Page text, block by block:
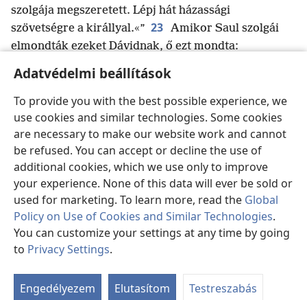
Adatvédelmi beállítások
To provide you with the best possible experience, we
use cookies and similar technologies. Some cookies
are necessary to make our website work and cannot
be refused. You can accept or decline the use of
additional cookies, which we use only to improve
your experience. None of this data will ever be sold or
used for marketing. To learn more, read the Global
Policy on Use of Cookies and Similar Technologies.
You can customize your settings at any time by going
to Privacy Settings.
Engedélyezem Elutasítom Testreszabás
szolgája megszeretett. Lépj hát házassági
szövetségre a királlyal.«” 23 Amikor Saul szolgái
elmondták ezeket Dávidnak, ő ezt mondta:
szövetségre lépni a királlyal? Hiszen én szegény és
jelentéktelen ember vagyok!
” 24 Hírt vittek tehát
Saulnak a szolgái: „Ilyen szavakkal szólt Dávid.”
25 Saul erre ezt mondta: „Így szóljatok Dávidhoz:
»A király nem a menyasszonyárnak e örülne, hanem
100 filiszteus előbőrének f , hogy bosszút álljon a
király ellenségein.«” Saul ugyanis azt tervezte, hogy
végez Dáviddal a filiszteusok keze által. 26 A szolgái
tehát közölték Dáviddal ezeket a szavakat, ő pedig
örült, hogy házassági szövetségre léphet a királlyal
g
Még nem telt le a megadott idő,
elment az embereivel, és megölt 200 filiszteus férfit.
Ezután elvitte az előbőrüket a királynak, hogy